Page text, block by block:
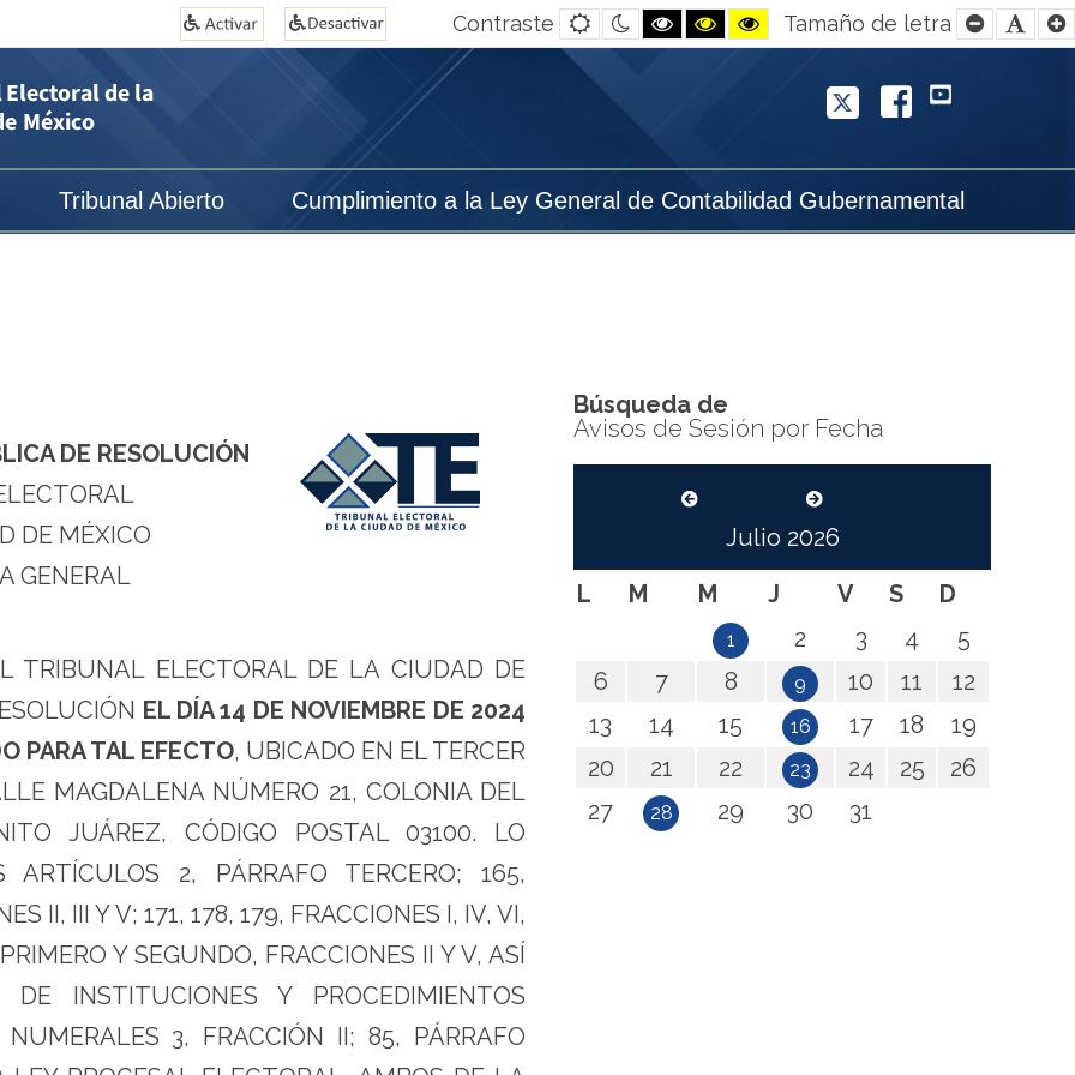
Contraste
Default
contrast
Night
contrast
Black
and
Black
and
Yellow
and
contrast
Tamaño de letra
Smaller
FontFont
Tribunal Abierto Cumplimiento a la Ley General de Contabilidad Gubernamental
Twitter
Facebook
YouTube
DE RESOLUCIÓN
DE MÉXICO
GENERAL
TRIBUNAL ELECTORAL DE LA CIUDAD DE
EL DÍA 14 DE NOVIEMBRE DE 2024
PARA TAL EFECTO, UBICADO EN EL TERCER
MAGDALENA NÚMERO 21, COLONIA DEL
JUÁREZ, CÓDIGO POSTAL 03100. LO
2, PÁRRAFO TERCERO; 165,
II, III Y V; 171, 178, 179, FRACCIONES I, IV, VI,
Y SEGUNDO, FRACCIONES II Y V, ASÍ
INSTITUCIONES Y PROCEDIMIENTOS
3, FRACCIÓN II; 85, PÁRRAFO
Búsqueda de
Avisos de Sesión por Fecha
Julio 2026
L
M M J V S D
1 2 3 4
5
6
7 8 9 10 11
12
13
14 15 16 17 18
19
20
21 22 23 24 25
26
27
28 29 30 31